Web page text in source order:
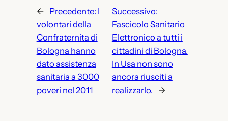
← Precedente: I
volontari della
Confraternita di
Bologna hanno
dato assistenza
sanitaria a 3000
poveri nel 2011
Successivo:
Fascicolo Sanitario
Elettronico a tutti i
cittadini di Bologna.
In Usa non sono
ancora riusciti a
realizzarlo.
→